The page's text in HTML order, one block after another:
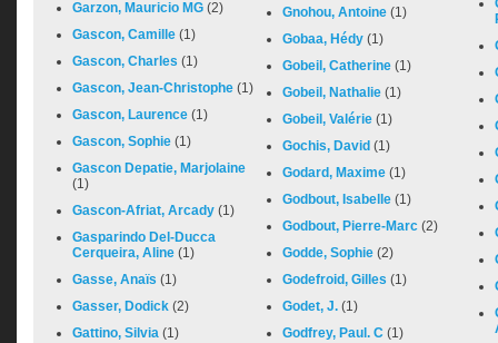
Garzon, Mauricio MG (2)
Gascon, Camille (1)
Gascon, Charles (1)
Gascon, Jean-Christophe (1)
Gascon, Laurence (1)
Gascon, Sophie (1)
Gascon Depatie, Marjolaine
(1)
Gascon-Afriat, Arcady (1)
Gasparindo Del-Ducca
Cerqueira, Aline (1)
Gasse, Anaïs (1)
Gasser, Dodick (2)
Gattino, Silvia (1)
Gnohou, Antoine (1)
Gobaa, Hédy (1)
Gobeil, Catherine (1)
Gobeil, Nathalie (1)
Gobeil, Valérie (1)
Gochis, David (1)
Godard, Maxime (1)
Godbout, Isabelle (1)
Godbout, Pierre-Marc (2)
Godde, Sophie (2)
Godefroid, Gilles (1)
Godet, J. (1)
Godfrey, Paul. C (1)